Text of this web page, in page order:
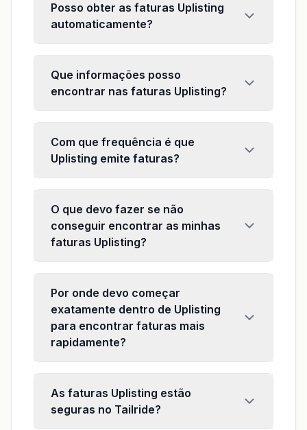
Posso obter as faturas Uplisting
automaticamente?
Que informações posso
encontrar nas faturas Uplisting?
Com que frequência é que
Uplisting emite faturas?
O que devo fazer se não
conseguir encontrar as minhas
faturas Uplisting?
Por onde devo começar
exatamente dentro de Uplisting
para encontrar faturas mais
rapidamente?
As faturas Uplisting estão
seguras no Tailride?